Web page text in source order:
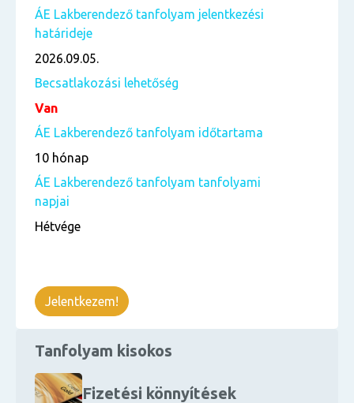
Tanfolyam kisokos
Fizetési könnyítések
ÁE Lakberendező tanfolyam jelentkezési
határideje
2026.09.05.
Becsatlakozási lehetőség
Van
ÁE Lakberendező tanfolyam időtartama
10 hónap
ÁE Lakberendező tanfolyam tanfolyami
napjai
Hétvége
Jelentkezem!